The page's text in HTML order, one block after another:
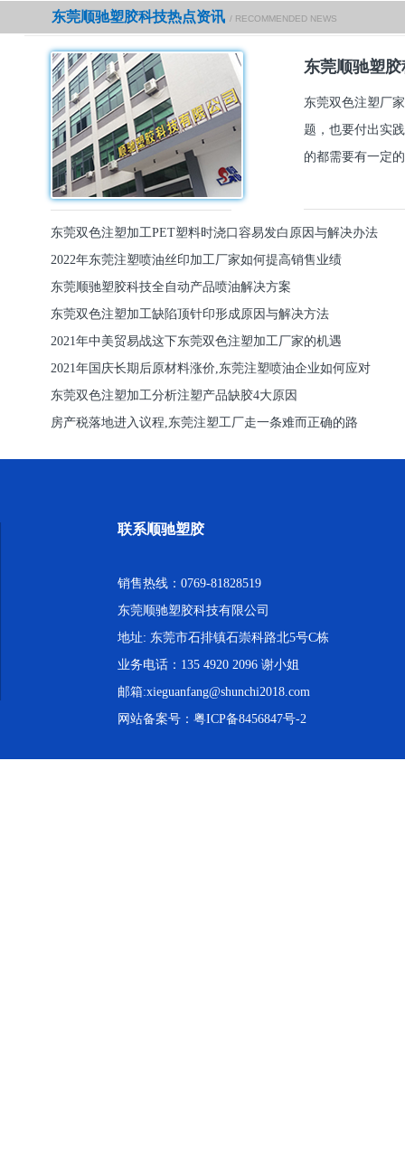
东莞顺驰塑胶科技热点资讯 / RECOMMENDED NEWS
东莞顺驰塑
东莞双色注塑厂
题，也要付出实
的都需要有一定
东莞双色注塑加工PET塑料时浇口容易发白原因与解决办法
2022年东莞注塑喷油丝印加工厂家如何提高销售业绩
东莞顺驰塑胶科技全自动产品喷油解决方案
东莞双色注塑加工缺陷顶针印形成原因与解决方法
2021年中美贸易战这下东莞双色注塑加工厂家的机遇
2021年国庆长期后原材料涨价,东莞注塑喷油企业如何应对
东莞双色注塑加工分析注塑产品缺胶4大原因
房产税落地进入议程,东莞注塑工厂走一条难而正确的路
联系顺驰塑胶
销售热线：0769-81828519
东莞顺驰塑胶科技有限公司
地址: 东莞市石排镇石崇科路北5号C栋
业务电话：135 4920 2096 谢小姐
邮箱:xieguanfang@shunchi2018.com
网站备案号： 粤ICP备8456847号-2